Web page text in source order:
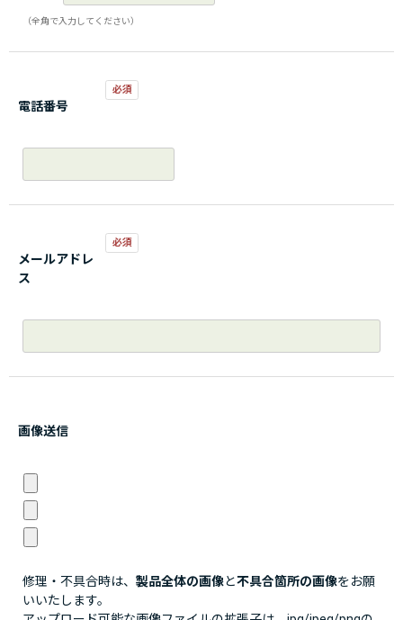
（全角で入力してください）
電話番号
メールアドレ
ス
画像送信
修理・不具合時は、 製品全体の画像と不具合箇所の画像をお願
いいたします。